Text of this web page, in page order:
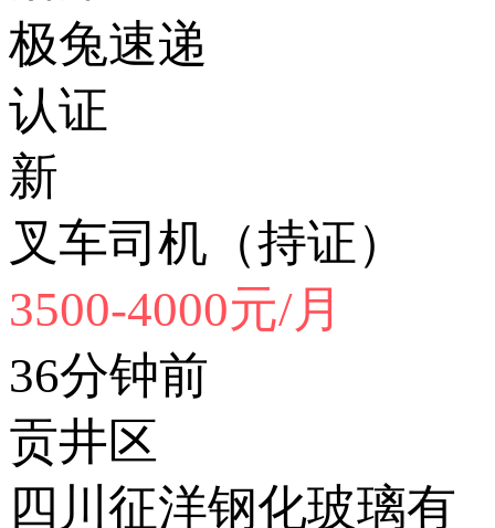
极兔速递
认证
新
叉车司机（持证）
3500-4000元/月
36分钟前
贡井区
四川征洋钢化玻璃有